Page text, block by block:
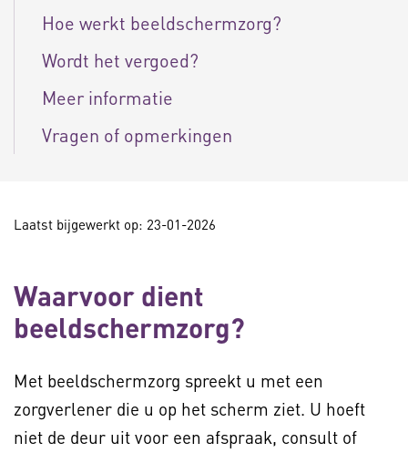
Hoe werkt beeldschermzorg?
Wordt het vergoed?
Meer informatie
Vragen of opmerkingen
Laatst bijgewerkt op: 23-01-2026
Waarvoor dient
beeldschermzorg?
Met beeldschermzorg spreekt u met een
zorgverlener die u op het scherm ziet. U hoeft
niet de deur uit voor een afspraak, consult of